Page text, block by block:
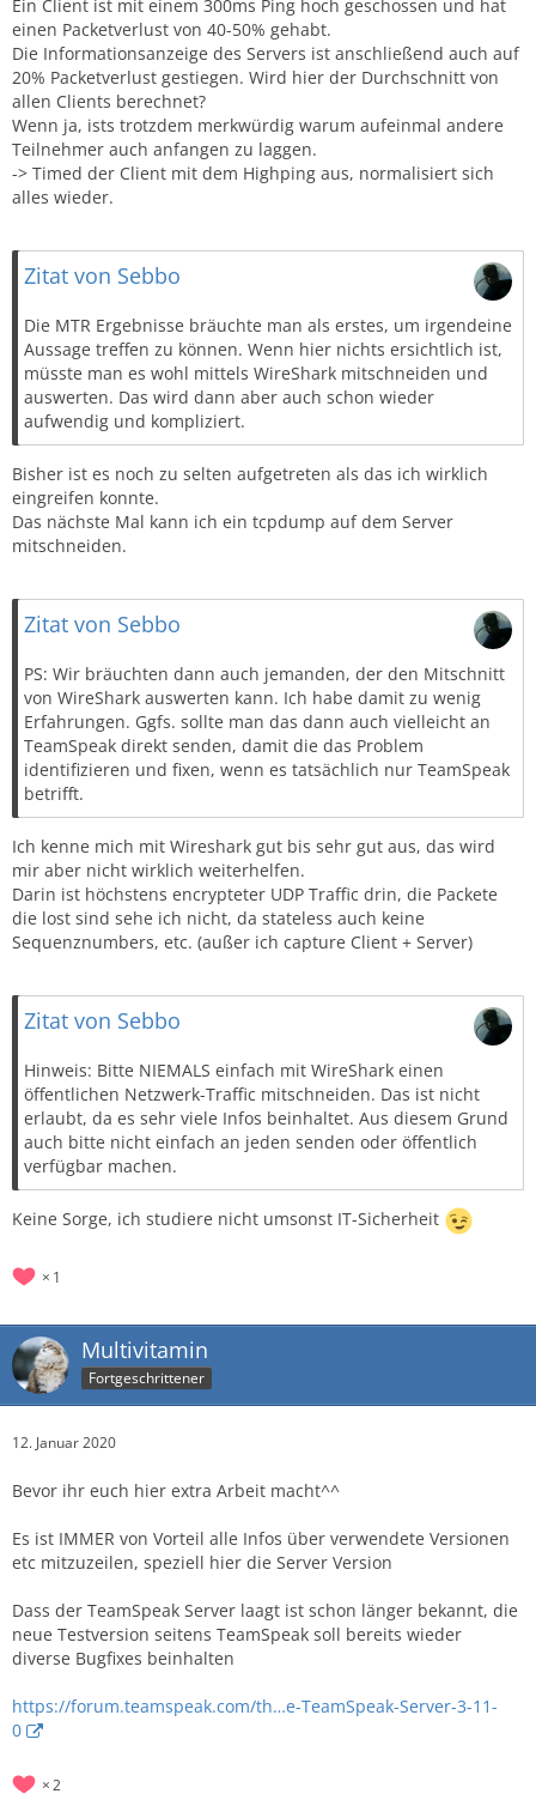
Ein Client ist mit einem 300ms Ping hoch geschossen und hat
einen Packetverlust von 40-50% gehabt.
Die Informationsanzeige des Servers ist anschließend auch auf
20% Packetverlust gestiegen. Wird hier der Durchschnitt von
allen Clients berechnet?
Wenn ja, ists trotzdem merkwürdig warum aufeinmal andere
Teilnehmer auch anfangen zu laggen.
-> Timed der Client mit dem Highping aus, normalisiert sich
alles wieder.
Zitat von Sebbo
Die MTR Ergebnisse bräuchte man als erstes, um irgendeine
Aussage treffen zu können. Wenn hier nichts ersichtlich ist,
müsste man es wohl mittels WireShark mitschneiden und
auswerten. Das wird dann aber auch schon wieder
aufwendig und kompliziert.
Bisher ist es noch zu selten aufgetreten als das ich wirklich
eingreifen konnte.
Das nächste Mal kann ich ein tcpdump auf dem Server
mitschneiden.
Zitat von Sebbo
PS: Wir bräuchten dann auch jemanden, der den Mitschnitt
von WireShark auswerten kann. Ich habe damit zu wenig
Erfahrungen. Ggfs. sollte man das dann auch vielleicht an
TeamSpeak direkt senden, damit die das Problem
identifizieren und fixen, wenn es tatsächlich nur TeamSpeak
betrifft.
Ich kenne mich mit Wireshark gut bis sehr gut aus, das wird
mir aber nicht wirklich weiterhelfen.
Darin ist höchstens encrypteter UDP Traffic drin, die Packete
die lost sind sehe ich nicht, da stateless auch keine
Sequenznumbers, etc. (außer ich capture Client + Server)
Zitat von Sebbo
Hinweis: Bitte NIEMALS einfach mit WireShark einen
öffentlichen Netzwerk-Traffic mitschneiden. Das ist nicht
erlaubt, da es sehr viele Infos beinhaltet. Aus diesem Grund
auch bitte nicht einfach an jeden senden oder öffentlich
verfügbar machen.
Keine Sorge, ich studiere nicht umsonst IT-Sicherheit
1
Multivitamin
Fortgeschrittener
12. Januar 2020
Bevor ihr euch hier extra Arbeit macht^^
Es ist IMMER von Vorteil alle Infos über verwendete Versionen
etc mitzuzeilen, speziell hier die Server Version
Dass der TeamSpeak Server laagt ist schon länger bekannt, die
neue Testversion seitens TeamSpeak soll bereits wieder
diverse Bugfixes beinhalten
https://forum.teamspeak.com/th…e-TeamSpeak-Server-3-11-
0
2